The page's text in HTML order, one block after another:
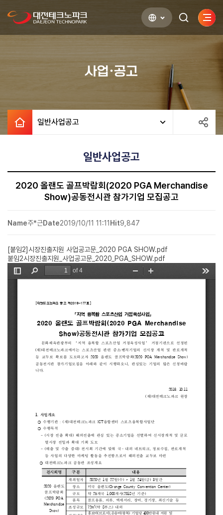
검색하기사이
열기
사업·공고
일반사업공고
일반사업공고
2020 올랜도 골프박람회(2020 PGA Merchandise
Show)공동전시관 참가기업 모집공고
Name주*근Date2019/10/11 11:11 Hit9,847
[붙임2]시장진출지원 사업공고문_2020 PGA SHOW.pdf
붙임2시장진출지원_사업공고문_2020_PGA_SHOW.pdf